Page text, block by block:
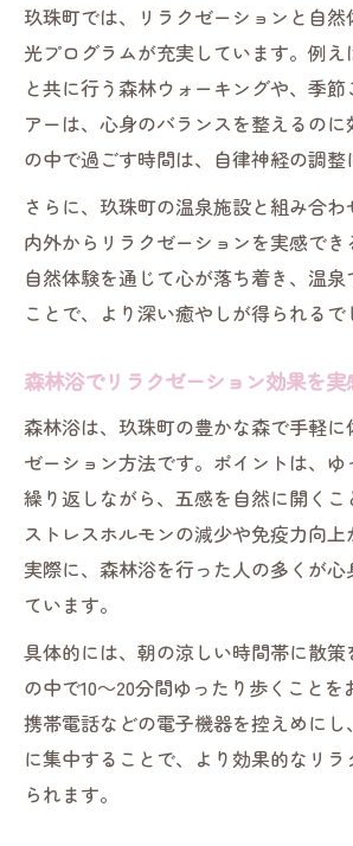
玖珠町では、リラクゼーションと自
光プログラムが充実しています。例
と共に行う森林ウォーキングや、季節
アーは、心身のバランスを整えるの
の中で過ごす時間は、自律神経の調整
さらに、玖珠町の温泉施設と組み合
内外からリラクゼーションを実感でき
自然体験を通じて心が落ち着き、温泉
ことで、より深い癒やしが得られるで
森林浴でリラクゼーション効果を
森林浴は、玖珠町の豊かな森で手軽に
ゼーション方法です。ポイントは、ゆ
繰り返しながら、五感を自然に開くこ
ストレスホルモンの減少や免疫力向上
実際に、森林浴を行った人の多くが心
ています。
具体的には、朝の涼しい時間帯に散
の中で10～20分間ゆったり歩くことを
携帯電話などの電子機器を控えめにし
に集中することで、より効果的なリ
られます。